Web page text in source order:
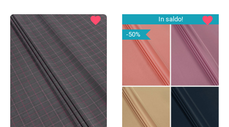
favorite
In saldo!
-50%
favorite